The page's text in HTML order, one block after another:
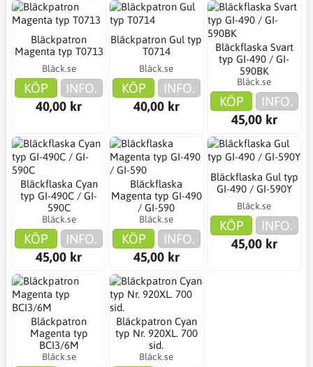
Bläckpatron
Magenta typ T0713
Bläck.se
KÖP
INFO.
40,00 kr
Bläckpatron Gul typ
T0714
Bläck.se
KÖP
INFO.
40,00 kr
Bläckflaska Svart
typ GI-490 / GI-
590BK
Bläck.se
KÖP
INFO.
45,00 kr
Bläckflaska Cyan
typ GI-490C / GI-
590C
Bläck.se
KÖP
INFO.
45,00 kr
Bläckflaska
Magenta typ GI-490
/ GI-590
Bläck.se
KÖP
INFO.
45,00 kr
Bläckflaska Gul typ
GI-490 / GI-590Y
Bläck.se
KÖP
INFO.
45,00 kr
Bläckpatron
Magenta typ
BCI3/6M
Bläck.se
Bläckpatron Cyan
typ Nr. 920XL. 700
sid.
Bläck.se